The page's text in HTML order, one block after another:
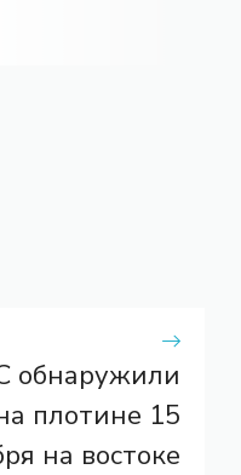
обнаружили
плотине 15
на востоке